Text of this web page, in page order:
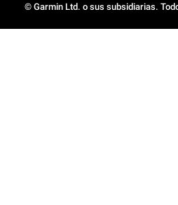
© Garmin Ltd. o sus subsidiarias.